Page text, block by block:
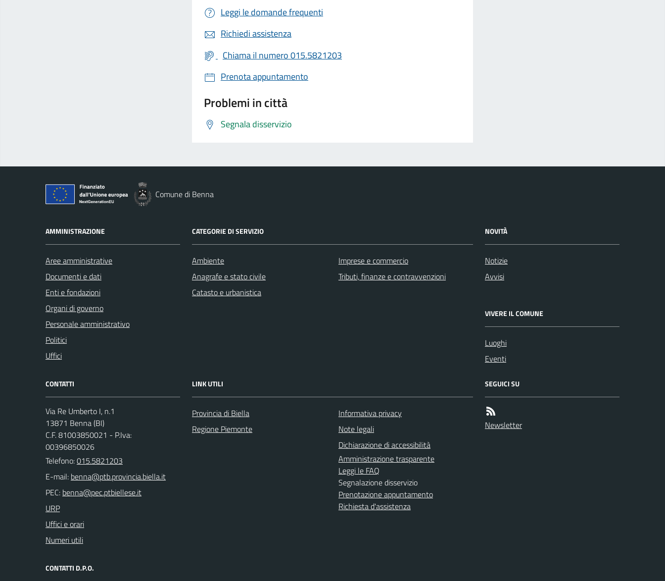
Leggi le domande frequenti
Richiedi assistenza
Chiama il numero 015.5821203
Prenota appuntamento
Problemi in città
Segnala disservizio
Comune di Benna
AMMINISTRAZIONE
Aree amministrative
Documenti e dati
Enti e fondazioni
Organi di governo
Personale amministrativo
Politici
Uffici
CATEGORIE DI SERVIZIO
Ambiente
Anagrafe e stato civile
Catasto e urbanistica
Imprese e commercio
Tributi, finanze e contravvenzioni
NOVITÀ
Notizie
Avvisi
VIVERE IL COMUNE
Luoghi
Eventi
CONTATTI
Via Re Umberto I, n.1
13871 Benna (BI)
C.F. 81003850021 - P.Iva:
00396850026
Telefono:015.5821203
E-mail:
PEC:
URP
Uffici e orari
Numeri utili
CONTATTI D.P.O.
LINK UTILI
Provincia di Biella
Regione Piemonte
Informativa privacy
Note legali
Dichiarazione di accessibilità
Amministrazione trasparente
Leggi le FAQ
Segnalazione disservizio
Prenotazione appuntamento
Richiesta d'assistenza
SEGUICI SU
Newsletter